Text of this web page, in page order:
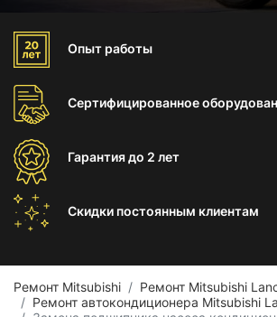
Опыт работы
Сертифицированное
Гарантиядо 2 лет
Скидки постоянным клиентам
Ремонт Mitsubishi
Ремонт Mitsubishi
Ремонт автокондиционера Mitsubishi